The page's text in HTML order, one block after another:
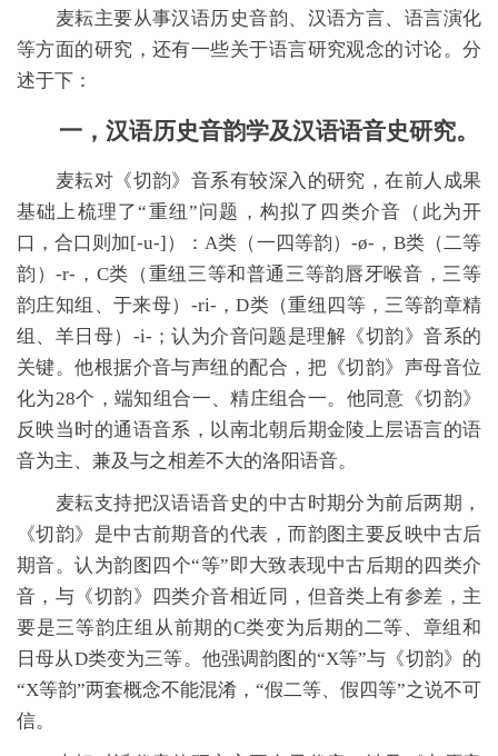
麦耘主要从事汉语历史音韵、汉语方言、语言演化
等方面的研究，还有一些关于语言研究观念的讨论。分
述于下：
一，汉语历史音韵学及汉语语音史研究。
麦耘对《切韵》音系有较深入的研究，在前人成果
基础上梳理了“重纽”问题，构拟了四类介音（此为开
口，合口则加[-u-]）：A类（一四等韵） -ø- ，B类（二等
韵）-r-，C类（重纽三等和普通三等韵唇牙喉音，三等
韵庄知组、于来母）-ri-，D类（重纽四等，三等韵章精
组、羊日母）-i-；认为介音问题是理解《切韵》音系的
关键。他根据介音与声纽的配合，把《切韵》声母音位
化为28个，端知组合一、精庄组合一。他同意《切韵》
反映当时的通语音系，以南北朝后期金陵上层语言的语
音为主、兼及与之相差不大的洛阳语音。
麦耘支持把汉语语音史的中古时期分为前后两期，
《切韵》是中古前期音的代表，而韵图主要反映中古后
期音。认为韵图四个“等”即大致表现中古后期的四类介
音，与《切韵》四类介音相近同，但音类上有参差，主
要是三等韵庄组从前期的C类变为后期的二等、章组和
日母从D类变为三等。他强调韵图的“X等”与《切韵》的
“X等韵”两套概念不能混淆，“假二等、假四等”之说不可
信。